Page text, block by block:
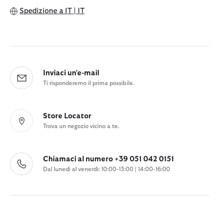
Spedizione a IT | IT
Inviaci un'e-mail
Ti risponderemo il prima possibile.
Store Locator
Trova un negozio vicino a te.
Chiamaci al numero +39 051 042 0151
Dal lunedì al venerdì: 10:00-13:00 | 14:00-16:00